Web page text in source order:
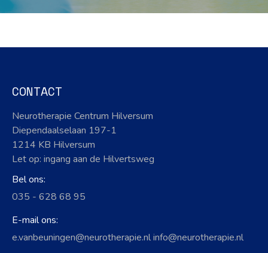
CONTACT
Neurotherapie Centrum Hilversum
Diependaalselaan 197-1
1214 KB Hilversum
Let op: ingang aan de Hilvertsweg
Bel ons:
035 - 628 68 95
E-mail ons:
e.vanbeuningen@neurotherapie.nl info@neurotherapie.nl